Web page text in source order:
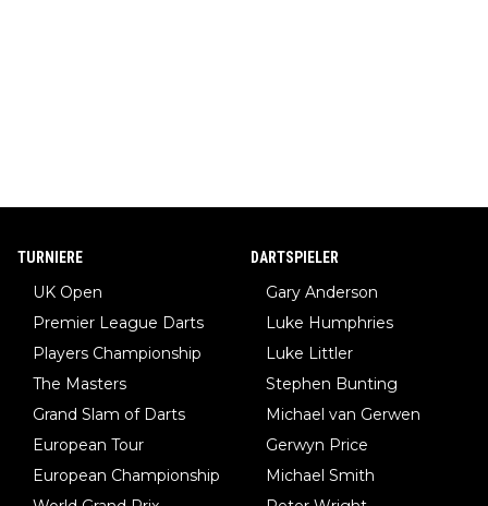
TURNIERE
UK Open
Premier League Darts
Players Championship
The Masters
Grand Slam of Darts
European Tour
European Championship
DARTSPIELER
Gary Anderson
Luke Humphries
Luke Littler
Stephen Bunting
Michael van Gerwen
Gerwyn Price
Michael Smith